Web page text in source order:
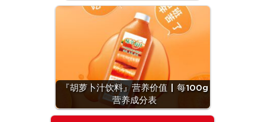
『胡萝卜汁饮料』营养价值 | 每100g
营养成分表